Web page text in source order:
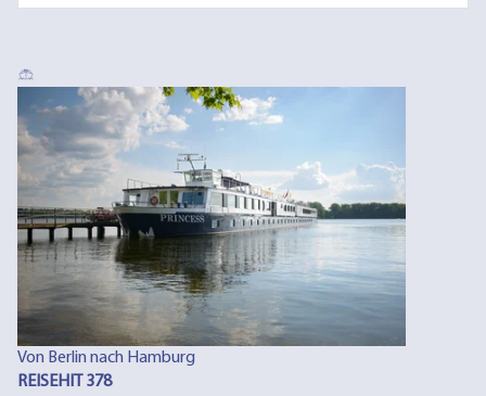
Von Berlin nach Hamburg
REISEHIT 378